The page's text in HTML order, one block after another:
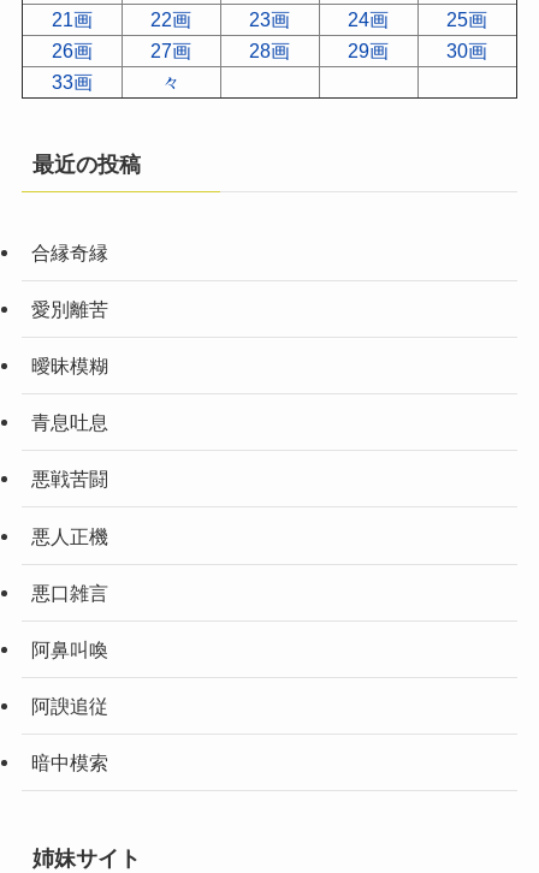
21画
22画 23画 24画
25画
26画
27画 28画 29画
30画
33画
々
最近の投稿
合縁奇縁
愛別離苦
曖昧模糊
青息吐息
悪戦苦闘
悪人正機
悪口雑言
阿鼻叫喚
阿諛追従
暗中模索
姉妹サイト